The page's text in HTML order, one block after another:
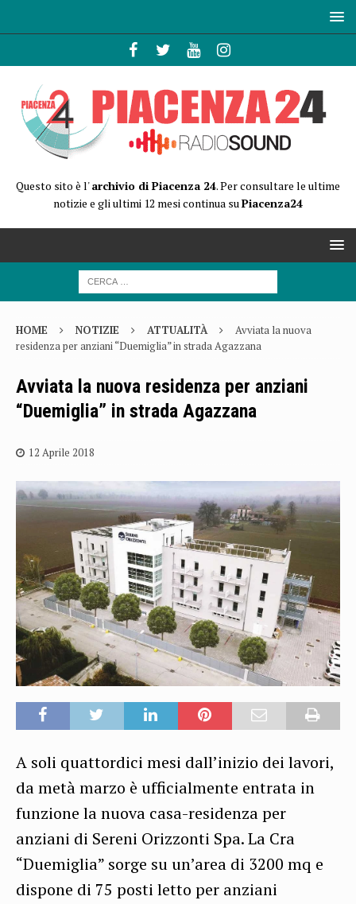
Questo sito è l'archivio di Piacenza 24. Per consultare le ultime
notizie e gli ultimi 12 mesi continua suPiacenza24
HOME NOTIZIE ATTUALITÀ
Avviata la nuova
residenza per anziani “Duemiglia” in strada Agazzana
Avviata la nuova residenza per anziani
“Duemiglia” in strada Agazzana
12 Aprile 2018
A soli quattordici mesi dall’inizio dei lavori,
da metà marzo è ufficialmente entrata in
funzione la nuova casa-residenza per
anziani di Sereni Orizzonti Spa. La Cra
“Duemiglia” sorge su un’area di 3200 mq e
dispone di 75 posti letto per anziani